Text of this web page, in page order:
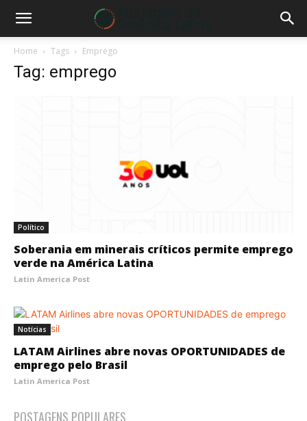
Home Tags Emprego
Tag: emprego
Político
Soberania em minerais críticos permite emprego
verde na América Latina
Latin America Post
Notícias
LATAM Airlines abre novas OPORTUNIDADES de
emprego pelo Brasil
Latin America Post
POSTAGENS POPULARES